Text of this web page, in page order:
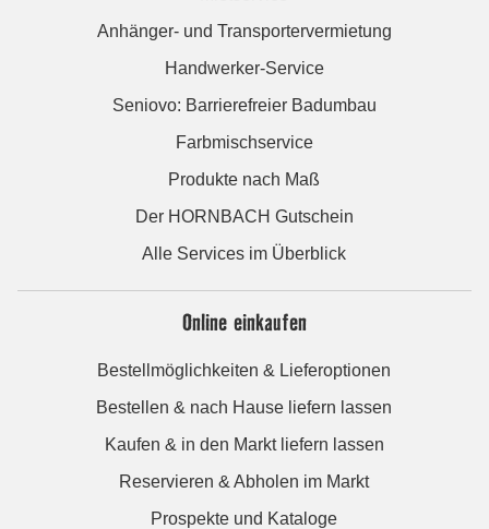
Anhänger- und Transportervermietung
Handwerker-Service
Seniovo: Barrierefreier Badumbau
Farbmischservice
Produkte nach Maß
Der HORNBACH Gutschein
Alle Services im Überblick
Online einkaufen
Bestellmöglichkeiten & Lieferoptionen
Bestellen & nach Hause liefern lassen
Kaufen & in den Markt liefern lassen
Reservieren & Abholen im Markt
Prospekte und Kataloge